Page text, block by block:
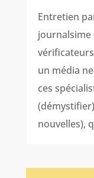
Entretien
journalsime
un média
ces
nouvelles),